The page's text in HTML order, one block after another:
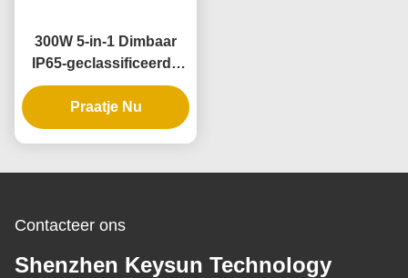
300W 5-in-1 Dimbaar
IP65-geclassificeerde
LED-driver voor
dimbare voeding
Praatje Nu
Contacteer ons
Shenzhen Keysun Technology